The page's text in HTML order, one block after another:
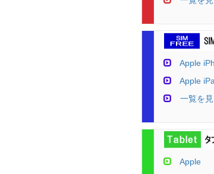
Apple
Apple
一覧を見
Apple